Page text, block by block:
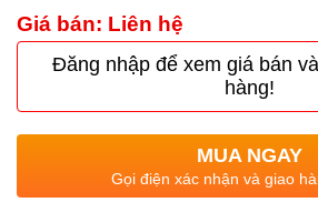
Giá bán: Liên hệ
Đăng nhập để xem giá bán
hàng!
MUA NGAY
Gọi điện xác nhận và giao